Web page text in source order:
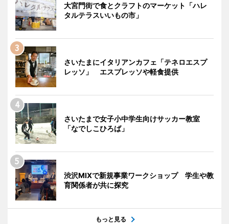
大宮門街で食とクラフトのマーケット「ハレ
タルテラスいいもの市」
さいたまにイタリアンカフェ「テネロエスプ
レッソ」 エスプレッソや軽食提供
さいたまで女子小中学生向けサッカー教室
「なでしこひろば」
渋沢MIXで新規事業ワークショップ 学生や教
育関係者が共に探究
もっと見る